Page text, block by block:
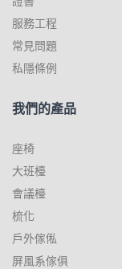
服務工程
常見問題
私隱條例
我們的產品
座椅
大班檯
會議檯
梳化
戶外傢俬
屏風系傢俱